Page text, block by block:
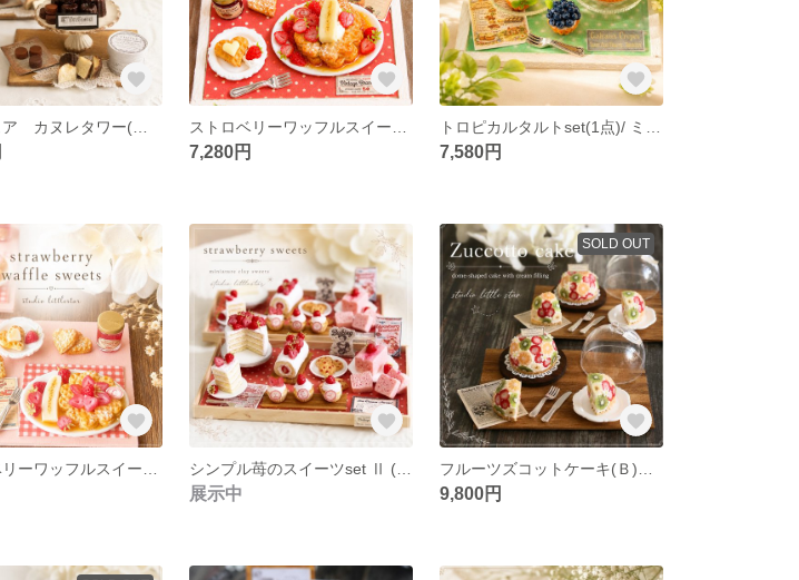
ミニチュア カヌレタワー(ランダム発送) / フェイクスイーツ 粘土
7,280円 7,580円
展示中
SOLD OUT
9,800円